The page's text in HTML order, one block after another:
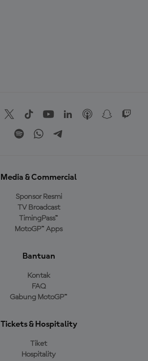
Media & Commercial
Sponsor Resmi
TV Broadcast
TimingPass™
MotoGP™ Apps
Bantuan
Kontak
FAQ
Gabung MotoGP™
Tickets & Hospitality
Tiket
Hospitality